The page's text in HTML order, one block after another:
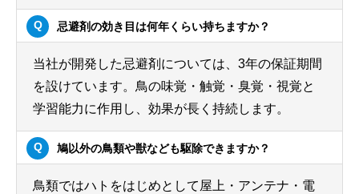
忌避剤の効き目は何年くらい持ちますか？
当社が開発した忌避剤については、3年の保証期間
を設けています。鳥の味覚・触覚・臭覚・視覚と
学習能力に作用し、効果が長く持続します。
鳩以外の鳥類や獣なども駆除できますか？
鳥類ではハトをはじめとして屋上・アンテナ・電